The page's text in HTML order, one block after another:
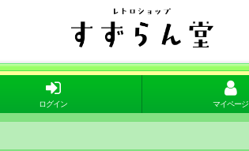
ログイン マイページ